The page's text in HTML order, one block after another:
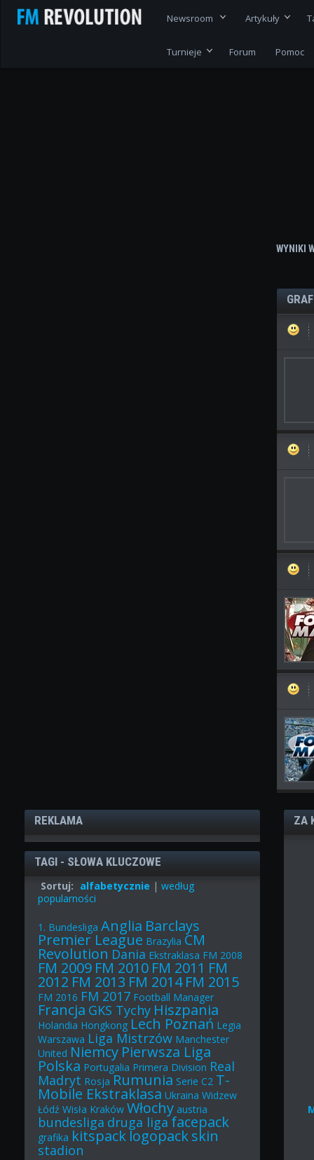
Newsroom Artykuły
Turnieje Forum Pomoc
WYNIKI
REKLAMA
TAGI - SŁOWA KLUCZOWE
Sortuj: alfabetycznie |według
popularności
1. Bundesliga Anglia Barclays
Premier League Brazylia CM
Revolution Dania Ekstraklasa FM 2008
FM 2009 FM 2010 FM 2011 FM
2012 FM 2013 FM 2014 FM 2015
FM 2016 FM 2017 Football Manager
Francja GKS Tychy Hiszpania
Holandia Hongkong Lech Poznań Legia
Warszawa Liga Mistrzów Manchester
United Niemcy Pierwsza Liga
Polska Portugalia Primera Division Real
Madryt Rosja Rumunia Serie C2 T-
Mobile Ekstraklasa Ukraina Widzew
Łódź Wisła Kraków Włochy austria
bundesliga druga ligafacepack
grafika kitspacklogopackskin
stadion
ZA